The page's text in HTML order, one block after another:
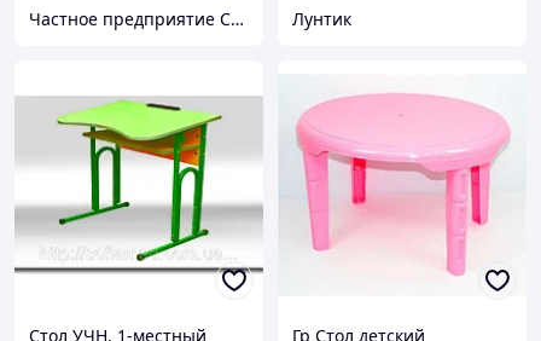
Частное предприятие София Мед Лунтик
Стол УЧН. 1-местный
Гр Стол детский